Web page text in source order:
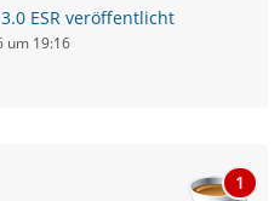
ESR veröffentlicht
um 19:16
1